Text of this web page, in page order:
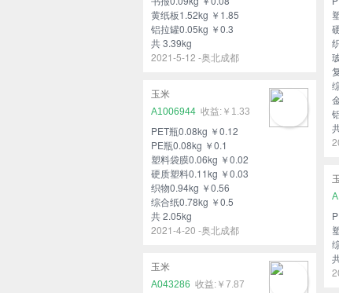
黄纸板1.52kg ￥1.85
铝拉罐0.05kg ￥0.3
共 3.39kg
2021-5-12 -奥北成都
玉米
A1006944
￥1.33
PET瓶0.08kg ￥0.12
PE瓶0.08kg ￥0.1
塑料袋膜0.06kg ￥0.02
硬质塑料0.11kg ￥0.03
织物0.94kg ￥0.56
综合纸0.78kg ￥0.5
共 2.05kg
2021-4-20 -奥北成都
玉米
A043286
￥7.87